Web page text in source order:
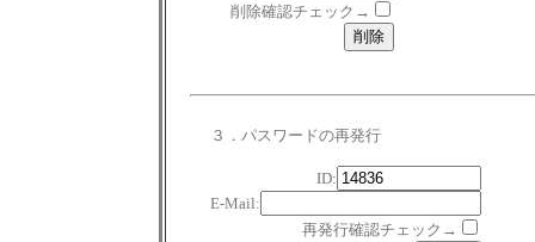
削除確認チェック→
３．パスワードの再発行
ID:
E-Mail:
再発行確認チェック→